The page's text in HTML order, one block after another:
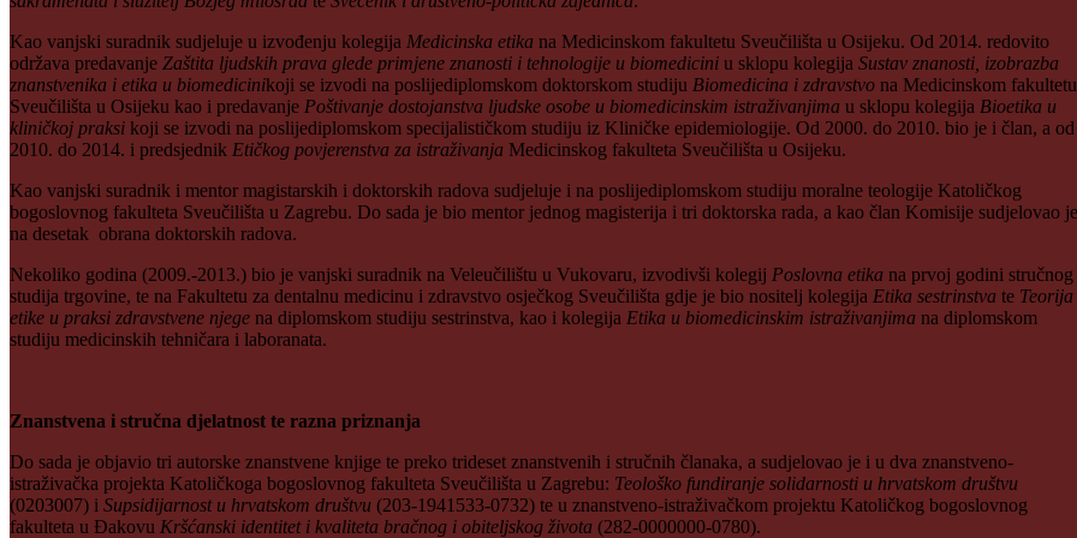
Kao vanjski suradnik sudjeluje u izvođenju kolegija Medicinska etika na Medicinskom fakultetu Sveučilišta u Osijeku. Od 2014. redovito
održava predavanje Zaštita ljudskih prava glede primjene znanosti i tehnologije u biomedicini u sklopu kolegija Sustav znanosti, izobrazba
znanstvenika i etika u biomedicinikoji se izvodi na poslijediplomskom doktorskom studiju Biomedicina i zdravstvo na Medicinskom fakultetu
Sveučilišta u Osijeku kao i predavanje Poštivanje dostojanstva ljudske osobe u biomedicinskim istraživanjima u sklopu kolegija Bioetika u
kliničkoj praksi koji se izvodi na poslijediplomskom specijalističkom studiju iz Kliničke epidemiologije. Od 2000. do 2010. bio je i član, a od
2010. do 2014. i predsjednik Etičkog povjerenstva za istraživanja Medicinskog fakulteta Sveučilišta u Osijeku.
Kao vanjski suradnik i mentor magistarskih i doktorskih radova sudjeluje i na poslijediplomskom studiju moralne teologije Katoličkog
bogoslovnog fakulteta Sveučilišta u Zagrebu. Do sada je bio mentor jednog magisterija i tri doktorska rada, a kao član Komisije sudjelovao je
na desetak obrana doktorskih radova.
Nekoliko godina (2009.-2013.) bio je vanjski suradnik na Veleučilištu u Vukovaru, izvodivši kolegij Poslovna etika na prvoj godini stručnog
studija trgovine, te na Fakultetu za dentalnu medicinu i zdravstvo osječkog Sveučilišta gdje je bio nositelj kolegija Etika sestrinstva te Teorija
etike u praksi zdravstvene njege na diplomskom studiju sestrinstva, kao i kolegija Etika u biomedicinskim istraživanjima na diplomskom
studiju medicinskih tehničara i laboranata.
Znanstvena i stručna djelatnost te razna priznanja
Do sada je objavio tri autorske znanstvene knjige te preko trideset znanstvenih i stručnih članaka, a sudjelovao je i u dva znanstveno-
istraživačka projekta Katoličkoga bogoslovnog fakulteta Sveučilišta u Zagrebu: Teološko fundiranje solidarnosti u hrvatskom društvu
(0203007) i Supsidijarnost u hrvatskom društvu (203-1941533-0732) te u znanstveno-istraživačkom projektu Katoličkog bogoslovnog
fakulteta u Đakovu Kršćanski identitet i kvaliteta bračnog i obiteljskog života (282-0000000-0780).